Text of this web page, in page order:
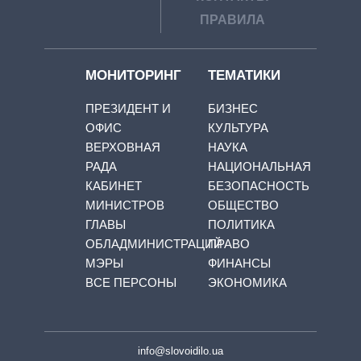
ПРАВИЛА
МОНИТОРИНГ
ПРЕЗИДЕНТ И
ОФИС
ВЕРХОВНАЯ
РАДА
КАБИНЕТ
МИНИСТРОВ
ГЛАВЫ
ОБЛАДМИНИСТРАЦИЙ
МЭРЫ
ВСЕ ПЕРСОНЫ
ТЕМАТИКИ
БИЗНЕС
КУЛЬТУРА
НАУКА
НАЦИОНАЛЬНАЯ
БЕЗОПАСНОСТЬ
ОБЩЕСТВО
ПОЛИТИКА
ПРАВО
ФИНАНСЫ
ЭКОНОМИКА
info@slovoidilo.ua